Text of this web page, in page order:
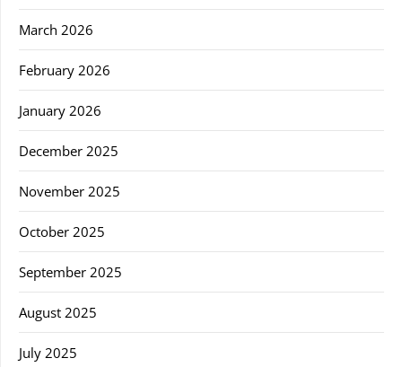
March 2026
February 2026
January 2026
December 2025
November 2025
October 2025
September 2025
August 2025
July 2025